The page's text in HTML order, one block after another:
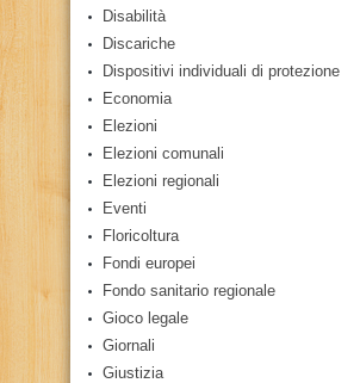
Disabilità
Discariche
Dispositivi individuali di protezione
Economia
Elezioni
Elezioni comunali
Elezioni regionali
Eventi
Floricoltura
Fondi europei
Fondo sanitario regionale
Gioco legale
Giornali
Giustizia